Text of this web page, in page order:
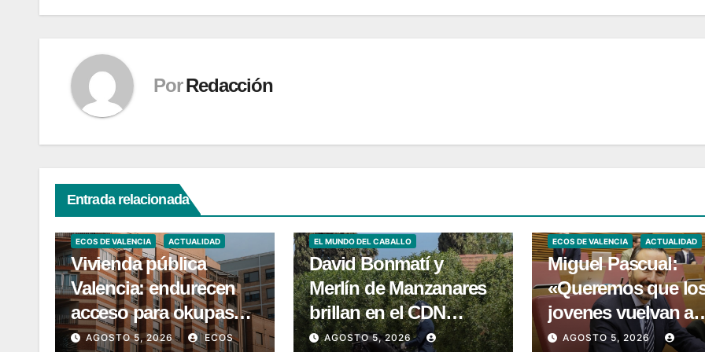
Por Redacción
Entrada relacionada
ECOS DE VALENCIA ACTUALIDAD
Vivienda pública
Valencia: endurecen
acceso para okupas
condenados
AGOSTO 5, 2026 ECOS
ECOS DE VALENCIA
EL MUNDO DEL CABALLO
David Bonmatí y
Merlín de Manzanares
brillan en el CDN
FEGADO de Dolores
AGOSTO 5, 2026
ECOS DE VALENCIA ACTUALIDAD
Miguel Pascual:
«Queremos que
jovenes vuelvan a
tener la
AGOSTO 5, 2026